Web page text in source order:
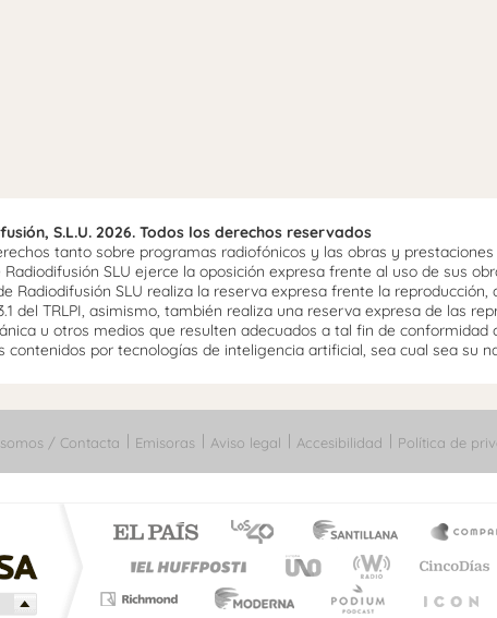
S.L.U. 2026. Todos los derechos reservados
tanto sobre programas radiofónicos y las obras y
Radiodifusión SLU ejerce la oposición expresa frente al uso de sus
Radiodifusión SLU realiza la reserva expresa frente la
del TRLPI, asimismo, también realiza una reserva expresa de las
u otros medios que resulten adecuados a tal fin de
contenidos por tecnologías de inteligencia artificial, sea cual sea su
/ Contacta Emisoras Aviso legal Accesibilidad Política de